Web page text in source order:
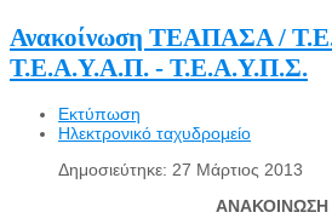
Ανακοίνωση ΤΕΑΠΑΣΑ /
Τ.Ε.Α.Υ.Α.Π. - Τ.Ε.Α.Υ.Π.Σ.
Εκτύπωση
Ηλεκτρονικό ταχυδρομείο
Δημοσιεύτηκε: 27 Μάρτιος 2013
ΑΝΑΚΟΙΝΩΣΗ